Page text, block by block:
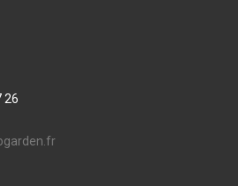
26